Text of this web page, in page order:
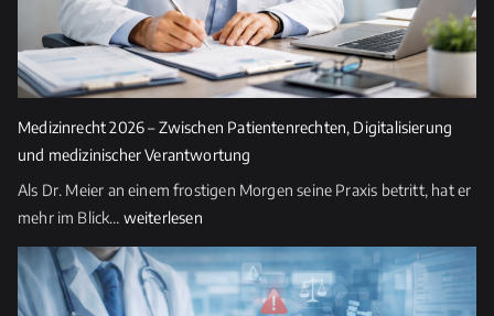
s
e
F
e
l
d
l
e
e
Medizinrecht 2026 – Zwischen Patientenrechten, Digitalisierung
und medizinischer Verantwortung
Als Dr. Meier an einem frostigen Morgen seine Praxis betritt, hat er
mehr im Blick… Medizinrecht
2026
–
Zwischen
weiterlesen